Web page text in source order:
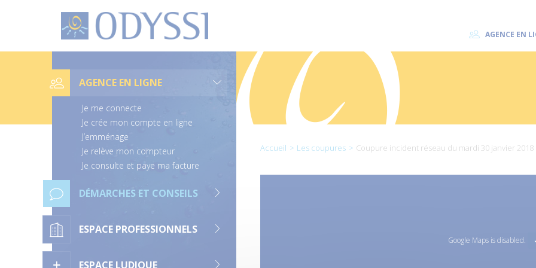
O
d
s
AGENCE EN
n
s
t
i
o
n
AGENCE EN LIGNE
Je me connecte
Je crée mon compte en ligne
J’emménage
Je relève mon compteur
Je consulte et paye ma facture
DÉMARCHES ET CONSEILS
ESPACE PROFESSIONNELS
ESPACE LUDIQUE
Accueil Les coupures Coupure incident réseau du mardi 30 janvier 2018
Google Maps is disabled.